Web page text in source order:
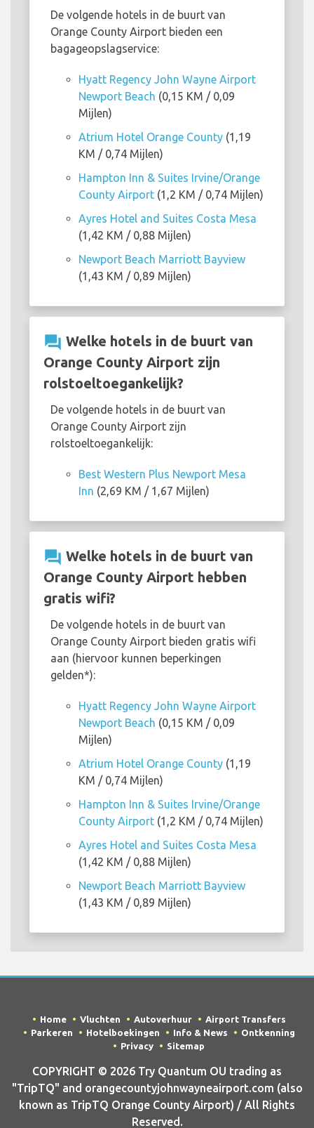
De volgende hotels in de buurt van
Orange County Airport bieden een
bagageopslagservice:
Hyatt Regency John Wayne Airport
Newport Beach (0,15 KM / 0,09
Mijlen)
Atrium Hotel Orange County (1,19
KM / 0,74 Mijlen)
Hampton Inn & Suites Irvine/Orange
County Airport (1,2 KM / 0,74 Mijlen)
Ayres Hotel and Suites Costa Mesa
(1,42 KM / 0,88 Mijlen)
Newport Beach Marriott Bayview
(1,43 KM / 0,89 Mijlen)
question_answer Welke hotels in de buurt van
Orange County Airport zijn
rolstoeltoegankelijk?
De volgende hotels in de buurt van
Orange County Airport zijn
rolstoeltoegankelijk:
Best Western Plus Newport Mesa
Inn (2,69 KM / 1,67 Mijlen)
question_answer Welke hotels in de buurt van
Orange County Airport hebben
gratis wifi?
De volgende hotels in de buurt van
Orange County Airport bieden gratis wifi
aan (hiervoor kunnen beperkingen
gelden*):
Hyatt Regency John Wayne Airport
Newport Beach (0,15 KM / 0,09
Mijlen)
Atrium Hotel Orange County (1,19
KM / 0,74 Mijlen)
Hampton Inn & Suites Irvine/Orange
County Airport (1,2 KM / 0,74 Mijlen)
Ayres Hotel and Suites Costa Mesa
(1,42 KM / 0,88 Mijlen)
Newport Beach Marriott Bayview
(1,43 KM / 0,89 Mijlen)
Home Vluchten Autoverhuur
Airport Transfers
Parkeren
Hotelboekingen Info & News
Ontkenning
Privacy
Sitemap
COPYRIGHT © 2026 Try Quantum OU trading as
"TripTQ" and orangecountyjohnwayneairport.com (also
known as TripTQ Orange County Airport) / All Rights
Reserved.